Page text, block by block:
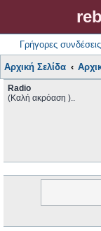
Γρήγορες συνδέσεις
Αρχική Σελίδα
Radio
(Καλή ακρόαση )..